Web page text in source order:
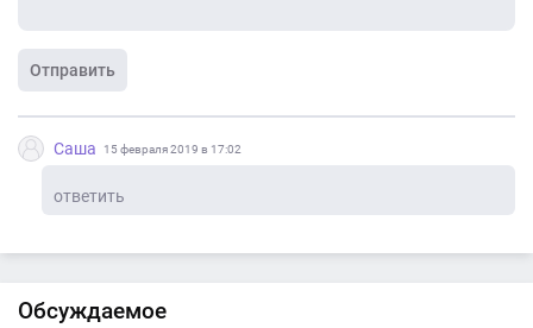
Отправить
Саша 15 февраля 2019 в 17:02
ответить
Обсуждаемое